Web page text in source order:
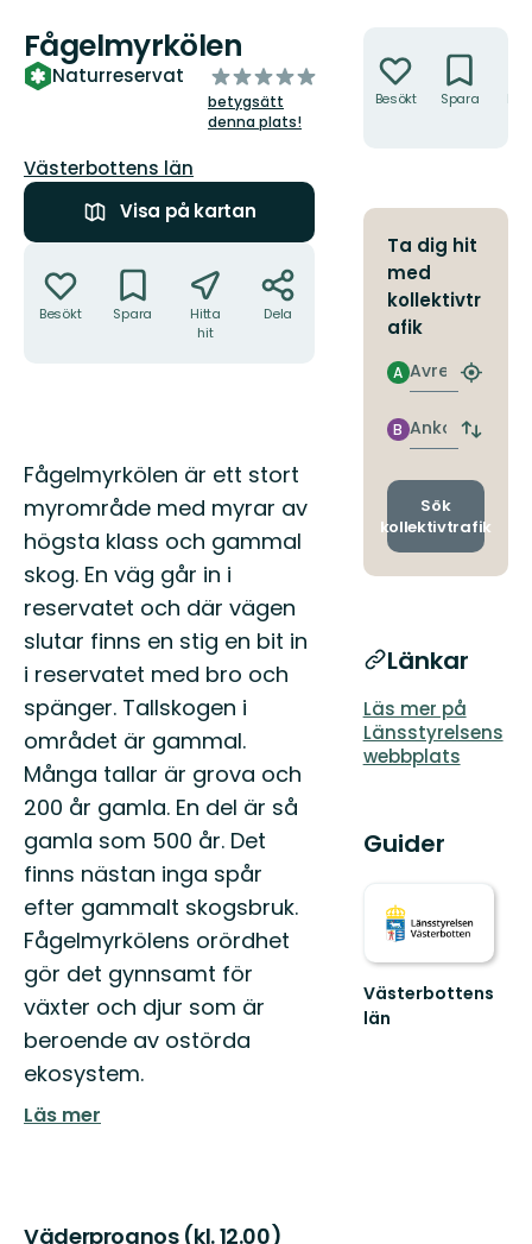
Fågelmyrkölen
Naturreservat
av
5
stjärnor
betygsätt
denna plats!
Län:
Västerbottens län
Visa på kartan
Besökt Spara
Hitta
hit
Dela
Beskrivning
Fågelmyrkölen är ett stort
myrområde med myrar av
högsta klass och gammal
skog. En väg går in i
reservatet och där vägen
slutar finns en stig en bit in
i reservatet med bro och
spänger. Tallskogen i
området är gammal.
Många tallar är grova och
200 år gamla. En del är så
gamla som 500 år. Det
finns nästan inga spår
efter gammalt skogsbruk.
Fågelmyrkölens orördhet
gör det gynnsamt för
växter och djur som är
beroende av ostörda
ekosystem.
Läs mer
Väderprognos (kl. 12.00)
Besökt Spara
Ta dig hit
med
kollektivtr
afik
Avresa
A
Hitta
Ankomst
B
Byt
och
Sök
kollektivtrafik
Länkar
Läs mer på
Länsstyrelsens
webbplats
Guider
Västerbottens
län